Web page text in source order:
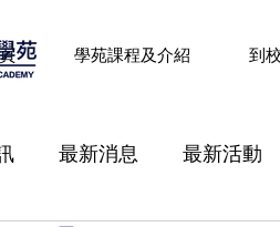
學苑課程及介紹 到
最新消息 最新活動